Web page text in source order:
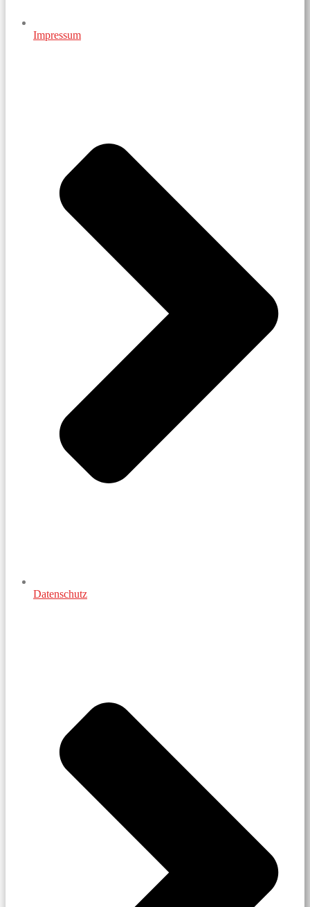
Impressum
Datenschutz